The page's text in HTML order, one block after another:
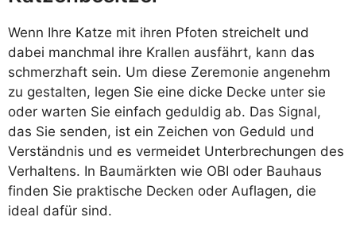
Wenn Ihre Katze mit ihren Pfoten streichelt und
dabei manchmal ihre Krallen ausfährt, kann das
schmerzhaft sein. Um diese Zeremonie angenehm
zu gestalten, legen Sie eine dicke Decke unter sie
oder warten Sie einfach geduldig ab. Das Signal,
das Sie senden, ist ein Zeichen von Geduld und
Verständnis und es vermeidet Unterbrechungen des
Verhaltens. In Baumärkten wie OBI oder Bauhaus
finden Sie praktische Decken oder Auflagen, die
ideal dafür sind.